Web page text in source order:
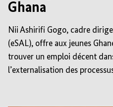
Ghana
Nii Ashirifi Gogo, cadre
(eSAL), offre aux jeunes
trouver un emploi décent
l’externalisation des